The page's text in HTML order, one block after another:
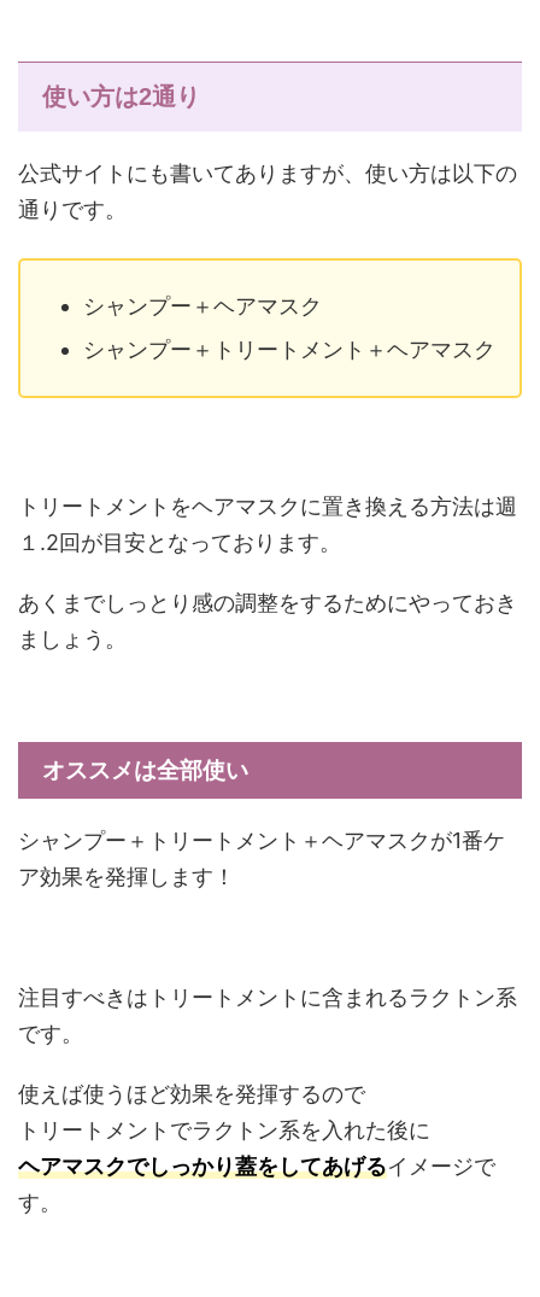
使い方は2通り
公式サイトにも書いてありますが、使い方は以下の
通りです。
シャンプー＋ヘアマスク
シャンプー＋トリートメント＋ヘアマスク
トリートメントをヘアマスクに置き換える方法は週
１.2回が目安となっております。
あくまでしっとり感の調整をするためにやっておき
ましょう。
オススメは全部使い
シャンプー＋トリートメント＋ヘアマスクが1番ケ
ア効果を発揮します！
注目すべきはトリートメントに含まれるラクトン系
です。
使えば使うほど効果を発揮するので
トリートメントでラクトン系を入れた後に
ヘアマスクでしっかり蓋をしてあげるイメージで
す。